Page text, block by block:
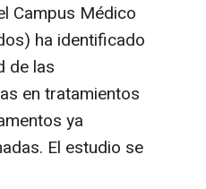
Campus Médico
ha identificado
de las
en tratamientos
ya
El estudio se